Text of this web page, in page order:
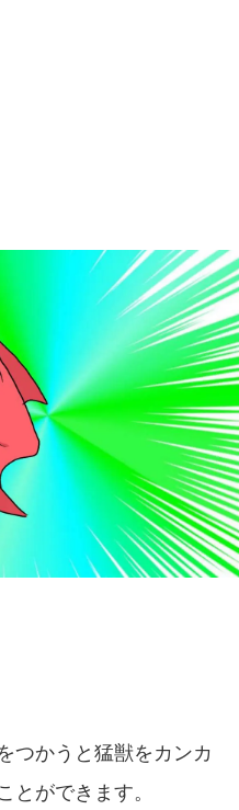
つかうと猛獣をカンカ
とができます。